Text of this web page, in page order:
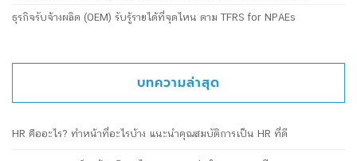
ธุรกิจรับจ้างผลิต (OEM) รับรู้รายได้ที่จุดไหน ตาม TFRS for NPAEs
บทความล่าสุด
HR คืออะไร? ทำหน้าที่อะไรบ้าง แนะนำคุณสมบัติการเป็น HR ที่ดี